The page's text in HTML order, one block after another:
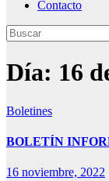
Contacto
Día: 16
Boletines
BOLETÍN
16 noviembre, 2022